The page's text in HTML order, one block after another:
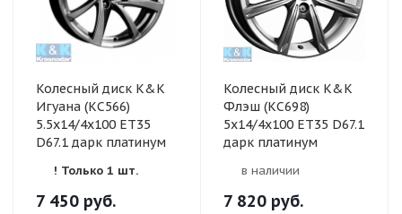
Колесный диск K&K
Игуана (КС566)
5.5x14/4x100 ET35
D67.1 дарк платинум
! Только 1 шт.
7 450 руб.
Колесный диск K&K
Флэш (КС698)
5x14/4x100 ET35 D67.1
дарк платинум
в наличии
7 820 руб.